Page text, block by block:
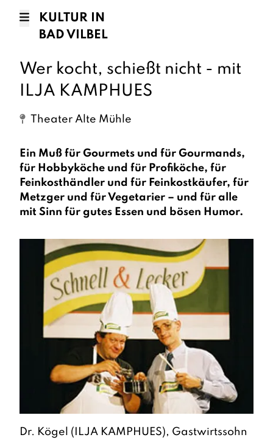
KULTUR IN
BAD VILBEL
Wer kocht, schießt nicht - mit
ILJA KAMPHUES
Theater Alte Mühle
Ein Muß für Gourmets und für Gourmands,
für Hobbyköche und für Profiköche, für
Feinkosthändler und für Feinkostkäufer, für
Metzger und für Vegetarier – und für alle
mit Sinn für gutes Essen und bösen Humor.
Dr. Kögel (ILJA KAMPHUES), Gastwirtssohn